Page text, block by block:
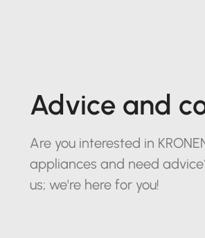
Advice and
Are you interested in
appliances and need
us; we're here for you!